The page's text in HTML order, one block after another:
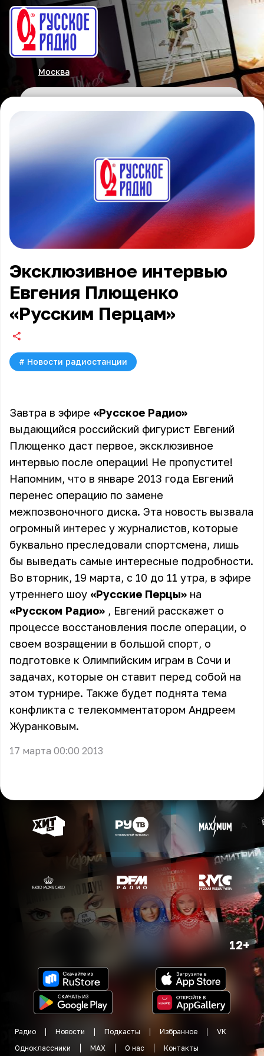
Москва
Эксклюзивное интервью
Евгения Плющенко
«Русским Перцам»
# Новости радиостанции
Завтра в эфире «Русское Радио»
выдающийся российский фигурист Евгений
Плющенко даст первое, эксклюзивное
интервью после операции! Не пропустите!
Напомним, что в январе 2013 года Евгений
перенес операцию по замене
межпозвоночного диска. Эта новость вызвала
огромный интерес у журналистов, которые
буквально преследовали спортсмена, лишь
бы выведать самые интересные подробности.
Во вторник, 19 марта, с 10 до 11 утра, в эфире
утреннего шоу «Русские Перцы» на
«Русском Радио» , Евгений расскажет о
процессе восстановления после операции, о
своем возращении в большой спорт, о
подготовке к Олимпийским играм в Сочи и
задачах, которые он ставит перед собой на
этом турнире. Также будет поднята тема
конфликта с телекомментатором Андреем
Журанковым.
17 марта 00:00 2013
12+
Радио Новости Подкасты Избранное
VK
Одноклассники
MAX О нас Контакты